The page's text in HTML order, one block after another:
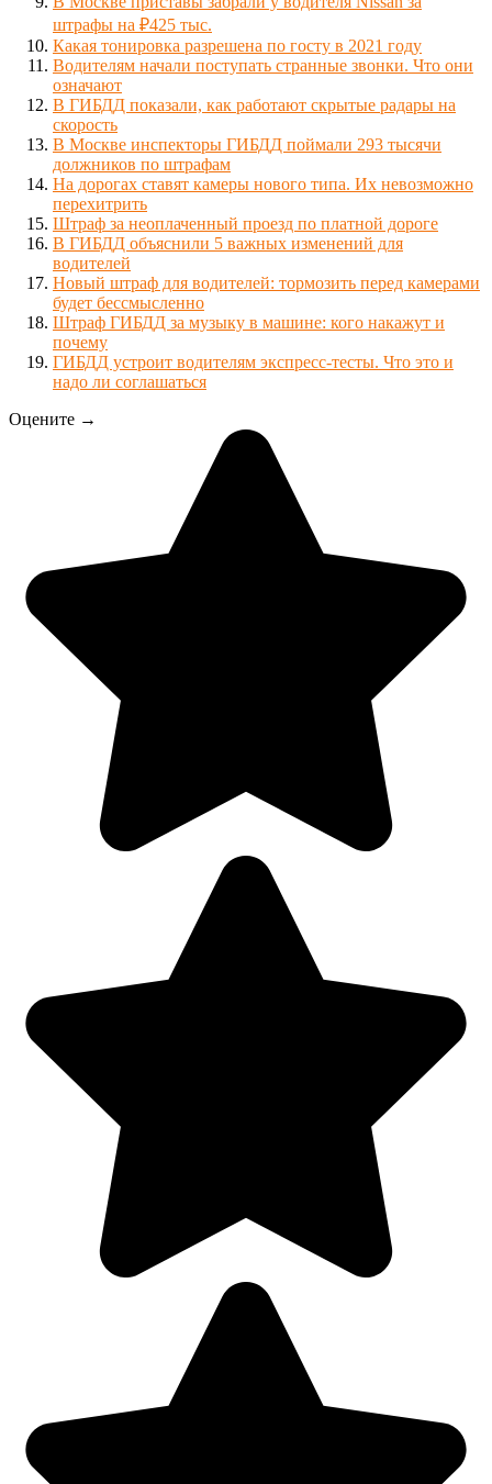
штрафы на ₽425 тыс.
Какая тонировка разрешена по госту в 2021 году
Водителям начали поступать странные звонки. Что они
означают
В ГИБДД показали, как работают скрытые радары на
скорость
В Москве инспекторы ГИБДД поймали 293 тысячи
должников по штрафам
На дорогах ставят камеры нового типа. Их невозможно
перехитрить
Штраф за неоплаченный проезд по платной дороге
В ГИБДД объяснили 5 важных изменений для
водителей
Новый штраф для водителей: тормозить перед камерами
будет бессмысленно
Штраф ГИБДД за музыку в машине: кого накажут и
почему
ГИБДД устроит водителям экспресс-тесты. Что это и
надо ли соглашаться
Оцените →